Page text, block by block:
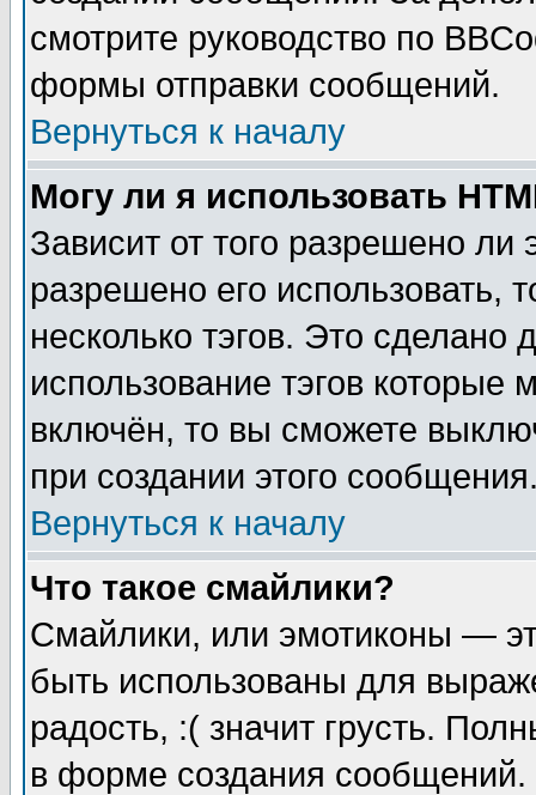
смотрите руководство по
формы отправки сообщений.
Вернуться к началу
Могу ли я использовать
Зависит от того разрешено
разрешено его использовать,
несколько тэгов. Это сделано
использование тэгов
включён, то вы сможете
при создании этого
Вернуться к началу
Что такое смайлики?
Смайлики, или эмотиконы —
быть использованы для
радость, :( значит грусть.
в форме создания сообщений.